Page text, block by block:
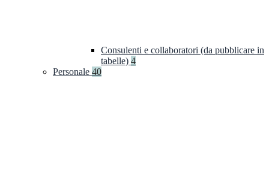
Consulenti e collaboratori (da pubblicare in
tabelle) 4
Personale 40